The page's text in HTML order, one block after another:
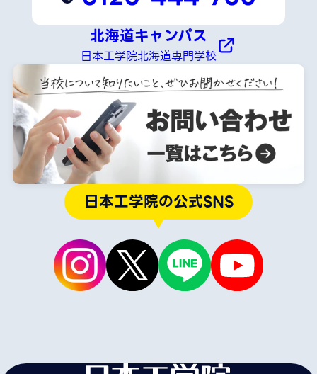
北海道キャンパス
日本工学院北海道専門学校
日本工学院の公式SNS